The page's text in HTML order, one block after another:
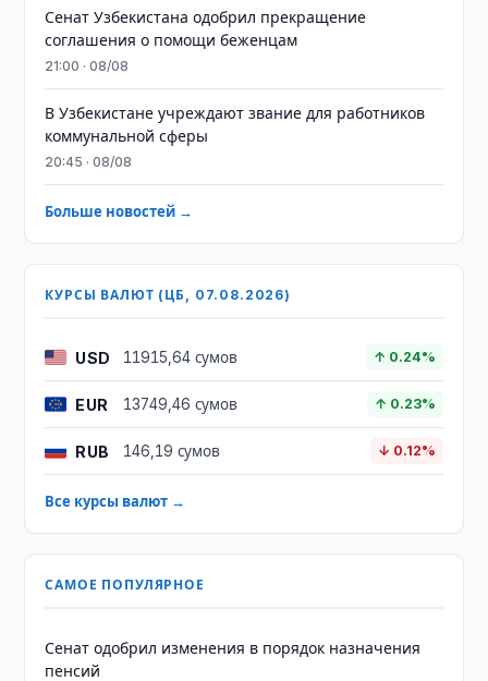
Сенат Узбекистана одобрил прекращение
соглашения о помощи беженцам
21:00 · 08/08
В Узбекистане учреждают звание для работников
коммунальной сферы
20:45 · 08/08
Больше новостей →
КУРСЫ ВАЛЮТ (ЦБ, 07.08.2026)
USD 11915,64 сумов ↑ 0.24%
EUR 13749,46 сумов ↑ 0.23%
RUB 146,19 сумов ↓ 0.12%
Все курсы валют →
САМОЕ ПОПУЛЯРНОЕ
Сенат одобрил изменения в порядок назначения
пенсий